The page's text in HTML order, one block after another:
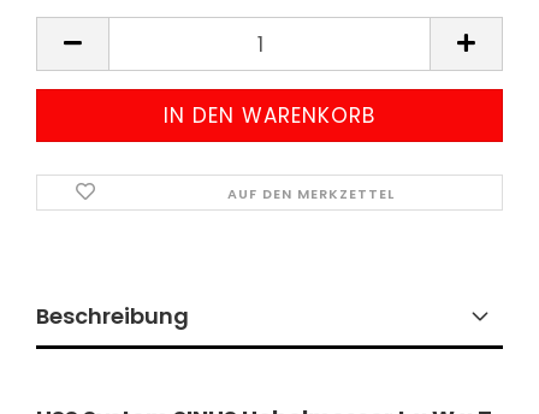
AUF DEN MERKZETTEL
Beschreibung